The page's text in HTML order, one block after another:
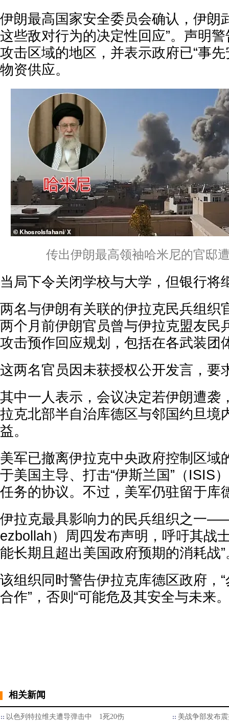
伊朗最高国家安全委员会确认，伊朗
这些敌对行为的决定性回应”。声明
攻击区域的地区，并表示政府已“事
物资供应。
传出伊朗最高领袖哈米尼的官邸
当局下令关闭学校与大学，但银行将
两名与伊朗有关联的伊拉克民兵组织
两个月前伊朗官员曾与伊拉克盟友民
攻击预作回应规划，包括在各武装团
这两名官员因未获授权公开发言，要
其中一人表示，会议决定若伊朗遭袭
拉克北部半自治库德区与邻国约旦境
益。
美军已撤离伊拉克中央政府控制区域
于美国主导、打击“伊斯兰国”（ISIS
任务的协议。不过，美军仍驻留于库
伊拉克最具影响力的民兵组织之一
ezbollah）周四发布声明，呼吁其战
能长期且超出美国政府预期的消耗战”
该组织同时警告伊拉克库德区政府，
合作”，否则“可能危及其安全与未来
相关新闻
以色列特拉维夫遭导弹击中 1死20伤 美战争部发布